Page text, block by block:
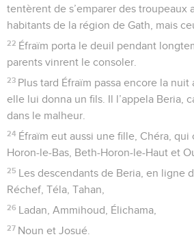
tentèrent de s’emparer des troupeaux
habitants de la région de Gath, mais
22 Éfraïm porta le deuil pendant
parents vinrent le consoler.
23 Plus tard Éfraïm passa encore la nuit
elle lui donna un fils. Il l’appela Beria,
dans le malheur.
24 Éfraïm eut aussi une fille, Chéra, qui
Horon-le-Bas, Beth-Horon-le-Haut et
25 Les descendants de Beria, en ligne
Réchef, Téla, Tahan,
26 Ladan, Ammihoud, Élichama,
27 Noun et Josué.